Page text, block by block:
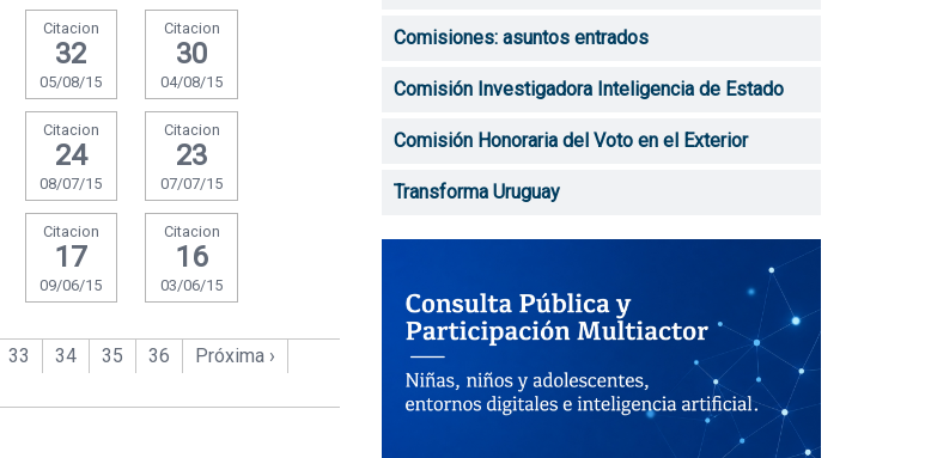
Citacion
32
05/08/15
Citacion
30
04/08/15
Citacion
24
08/07/15
Citacion
23
07/07/15
Citacion
17
09/06/15
Citacion
16
03/06/15
33 34 35 36
Próxima ›
Comisiones: asuntos entrados
Comisión Investigadora Inteligencia de Estado
Comisión Honoraria del Voto en el Exterior
Transforma Uruguay